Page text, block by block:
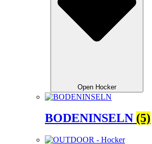
Open Hocker
BODENINSELN (5)